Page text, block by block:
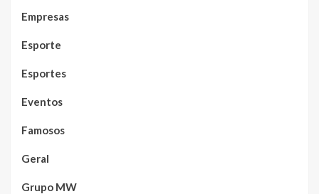
Empresas
Esporte
Esportes
Eventos
Famosos
Geral
Grupo MW